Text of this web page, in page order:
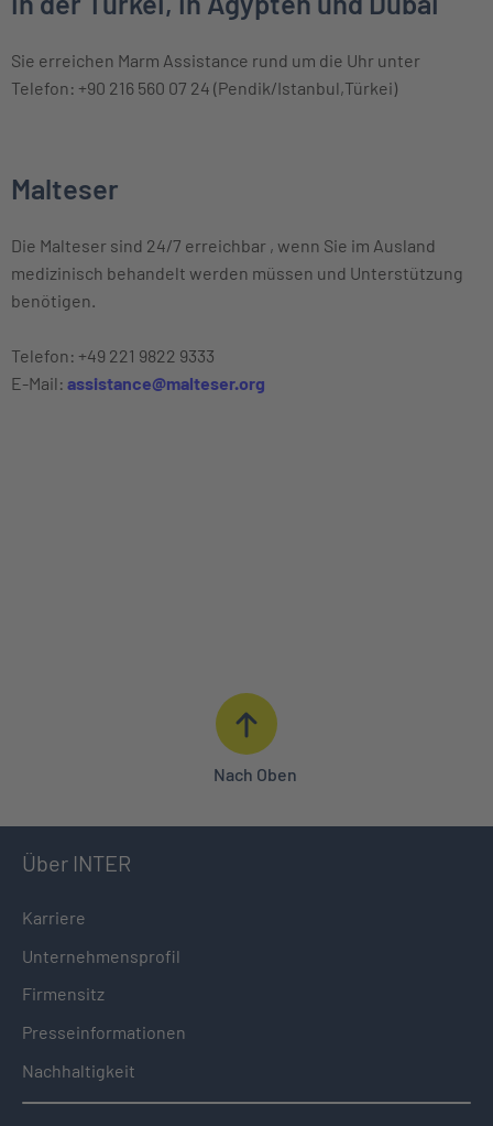
Sie erreichen Marm Assistance rund um die Uhr unter
Telefon: +90 216 560 07 24 (Pendik/Istanbul,Türkei)
Malteser
Die Malteser sind 24/7 erreichbar , wenn Sie im Ausland
medizinisch behandelt werden müssen und Unterstützung
benötigen.
Telefon: +49 221 9822 9333
E-Mail: assistance@malteser.org
Nach Oben
Über INTER
Karriere
Unternehmensprofil
Firmensitz
Presseinformationen
Nachhaltigkeit